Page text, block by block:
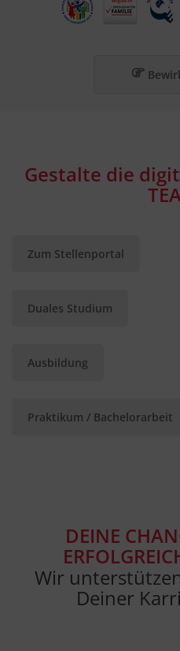
Gestalte die
Zum Stellenportal
Duales Studium
Ausbildung
Praktikum / Bachelorarbeit
Video
DEINE
Wir
Deiner